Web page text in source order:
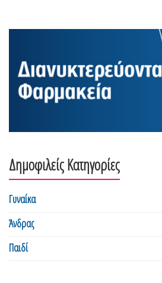
Δημοφιλείς Κατηγορίες
Γυναίκα
Άνδρας
Παιδί